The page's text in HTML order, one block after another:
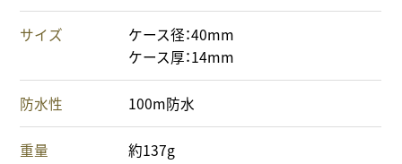
サイズ
ケース径：40mm
ケース厚：14mm
防水性 100m防水
重量 約137g